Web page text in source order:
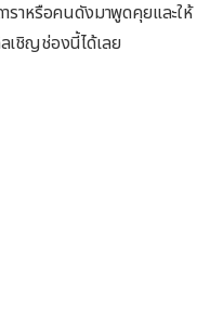
าหรือคนดังมาพูดคุยและให้
เชิญช่องนี้ได้เลย